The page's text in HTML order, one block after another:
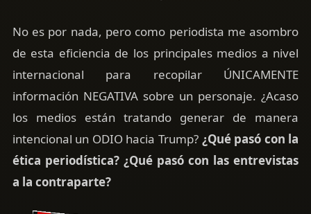
No es por nada, pero como periodista me asombro
de esta eficiencia de los principales medios a nivel
internacional para recopilar ÚNICAMENTE
información NEGATIVA sobre un personaje. ¿Acaso
los medios están tratando generar de manera
intencional un ODIO hacia Trump? ¿Qué pasó con la
ética periodística? ¿Qué pasó con las entrevistas
a la contraparte?